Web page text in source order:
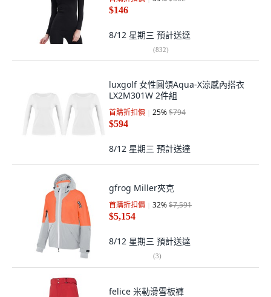
$146
8/12 星期三 預計送達
(832)
luxgolf 女性圓領Aqua-X涼感內搭衣
LX2M301W 2件組
首購折扣價 25%$794
$594
8/12 星期三 預計送達
gfrog Miller夾克
首購折扣價 32%$7,591
$5,154
8/12 星期三 預計送達
(3)
felice 米勒滑雪板褲